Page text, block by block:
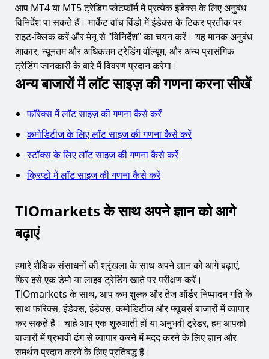
आप MT4 या MT5 ट्रेडिंग प्लेटफॉर्म में प्रत्येक इंडेक्स के लिए अनुबंध
विनिर्देश पा सकते हैं। मार्केट वॉच विंडो में इंडेक्स के टिकर प्रतीक पर
राइट-क्लिक करें और मेनू से "विनिर्देश" का चयन करें। यह मानक अनुबंध
आकार, न्यूनतम और अधिकतम ट्रेडिंग वॉल्यूम, और अन्य प्रासंगिक
ट्रेडिंग जानकारी के बारे में विवरण प्रदान करेगा।
अन्य बाजारों में लॉट साइज़ की गणना करना सीखें
फॉरेक्स में लॉट साइज़ की गणना कैसे करें
कमोडिटीज के लिए लॉट साइज की गणना कैसे करें
स्टॉक्स के लिए लॉट साइज की गणना कैसे करें
क्रिप्टो में लॉट साइज की गणना कैसे करें
TIOmarkets के साथ अपने ज्ञान को आगे
बढ़ाएं
हमारे शैक्षिक संसाधनों की श्रृंखला के साथ अपने ज्ञान को आगे बढ़ाएं,
फिर इसे एक डेमो या लाइव ट्रेडिंग खाते पर परीक्षण करें।
TIOmarkets के साथ, आप कम शुल्क और तेज ऑर्डर निष्पादन गति के
साथ फॉरेक्स, इंडेक्स, इंडेक्स, कमोडिटीज और फ्यूचर्स बाजारों में व्यापार
कर सकते हैं। चाहे आप एक शुरुआती हों या अनुभवी ट्रेडर, हम आपको
बाजारों में प्रभावी ढंग से व्यापार करने में मदद करने के लिए ज्ञान और
समर्थन प्रदान करने के लिए प्रतिबद्ध हैं।